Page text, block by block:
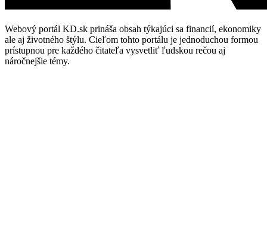
Webový portál KD.sk prináša obsah týkajúci sa financií, ekonomiky
ale aj životného štýlu. Cieľom tohto portálu je jednoduchou formou
prístupnou pre každého čitateľa vysvetliť ľudskou rečou aj
náročnejšie témy.